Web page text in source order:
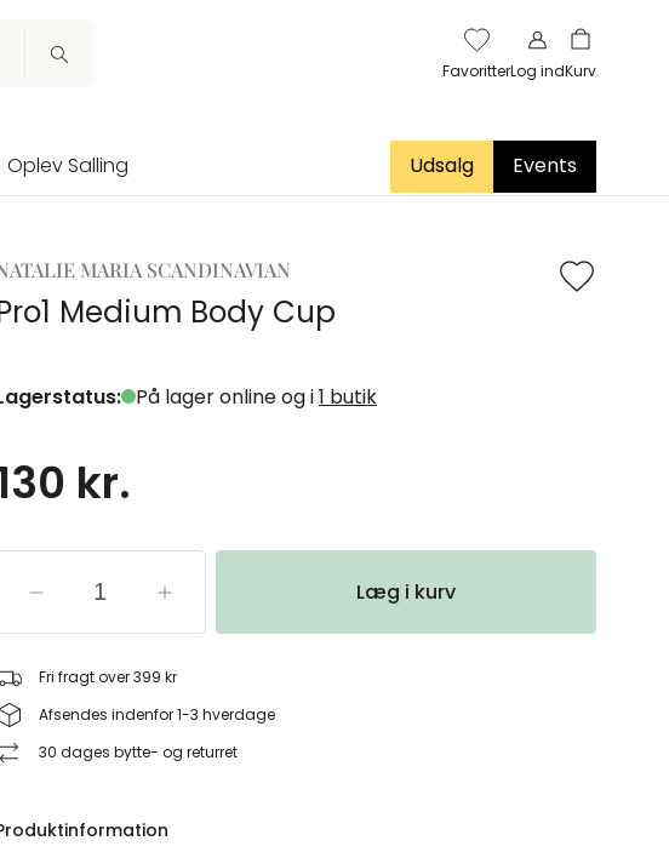
FavoritterLog indKurv
Oplev Salling Udsalg Events
MARIA SCANDINAVIAN
Medium Body Cup
På lager online og i1 butik
kr.
Læg i kurv
Fri fragt over 399 kr
Afsendes indenfor 1-3 hverdage
30 dages bytte- og returret